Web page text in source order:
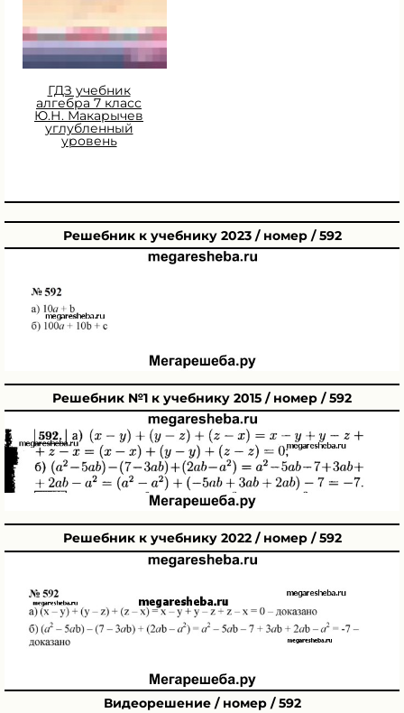
ГДЗ учебник
алгебра 7 класс
Ю.Н. Макарычев
углубленный
уровень
Решебник к учебнику 2023 / номер / 592
Решебник №1 к учебнику 2015 / номер / 592
Решебник к учебнику 2022 / номер / 592
Видеорешение / номер / 592